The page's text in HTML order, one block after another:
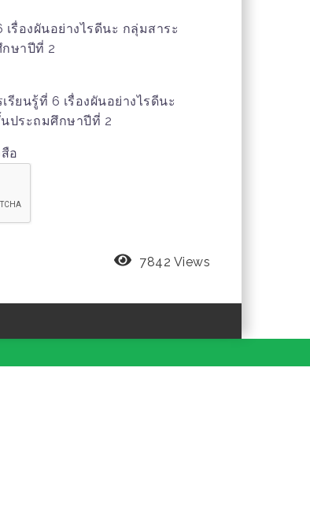
รื่องผันอย่างไรดีนะ กลุ่มสาระ
ษาปีที่ 2
ยนรู้ที่ 6 เรื่องผันอย่างไรดีนะ
ประถมศึกษาปีที่ 2
อ
7842 Views